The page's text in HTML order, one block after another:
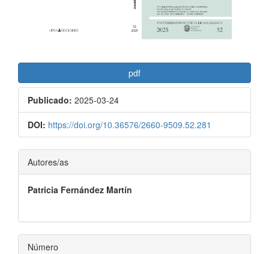
pdf
Publicado: 2025-03-24
DOI: https://doi.org/10.36576/2660-9509.52.281
Contenido
principal
del
artículo
Autores/as
Patricia Fernández Martín
Número